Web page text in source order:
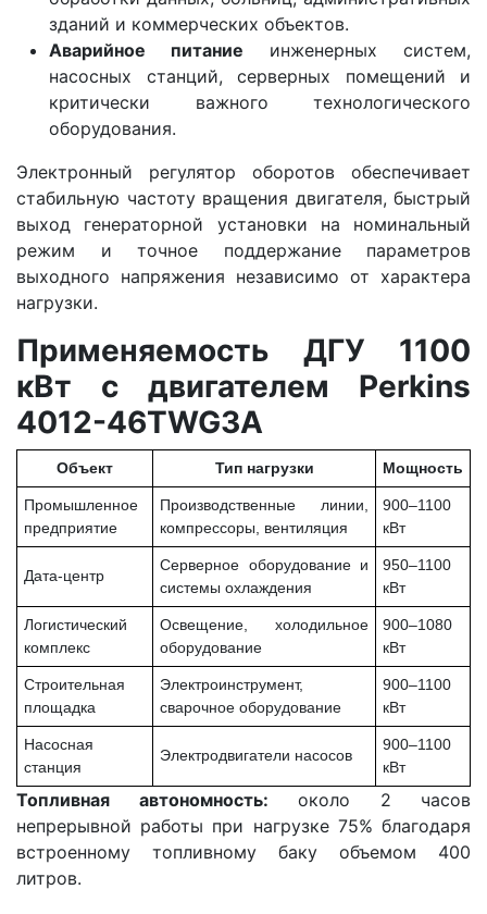
зданий и коммерческих объектов.
Аварийное питание инженерных систем,
насосных станций, серверных помещений и
критически важного технологического
оборудования.
Электронный регулятор оборотов обеспечивает
стабильную частоту вращения двигателя, быстрый
выход генераторной установки на номинальный
режим и точное поддержание параметров
выходного напряжения независимо от характера
нагрузки.
Применяемость ДГУ 1100
кВт с двигателем Perkins
4012-46TWG3A
Объект Тип нагрузки Мощность
Промышленное
предприятие
Производственные линии,
компрессоры, вентиляция
900–1100
кВт
Дата-центр
Серверное оборудование и
системы охлаждения
950–1100
кВт
Логистический
комплекс
Освещение, холодильное
оборудование
900–1080
кВт
Строительная
площадка
Электроинструмент,
сварочное оборудование
900–1100
кВт
Насосная
станция
Электродвигатели насосов
900–1100
кВт
Топливная автономность: около 2 часов
непрерывной работы при нагрузке 75% благодаря
встроенному топливному баку объемом 400
литров.